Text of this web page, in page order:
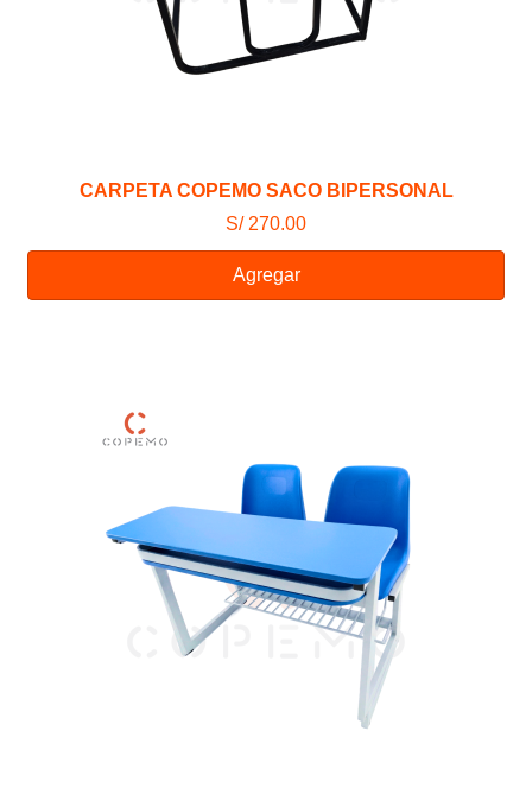
CARPETA COPEMO SACO BIPERSONAL
S/ 270.00
Agregar